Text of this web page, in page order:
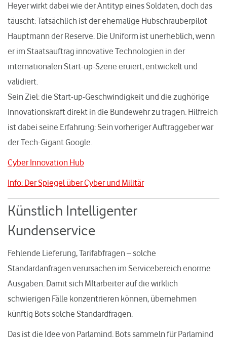
Heyer wirkt dabei wie der Antityp eines Soldaten, doch das
täuscht: Tatsächlich ist der ehemalige Hubschrauberpilot
Hauptmann der Reserve. Die Uniform ist unerheblich, wenn
er im Staatsauftrag innovative Technologien in der
internationalen Start-up-Szene eruiert, entwickelt und
validiert.
Sein Ziel: die Start-up-Geschwindigkeit und die zughörige
Innovationskraft direkt in die Bundewehr zu tragen. Hilfreich
ist dabei seine Erfahrung: Sein vorheriger Auftraggeber war
der Tech-Gigant Google.
Cyber Innovation Hub
Info: Der Spiegel über Cyber und Militär
Künstlich Intelligenter
Kundenservice
Fehlende Lieferung, Tarifabfragen – solche
Standardanfragen verursachen im Servicebereich enorme
Ausgaben. Damit sich MItarbeiter auf die wirklich
schwierigen Fälle konzentrieren können, übernehmen
künftig Bots solche Standardfragen.
Das ist die Idee von Parlamind. Bots sammeln für Parlamind